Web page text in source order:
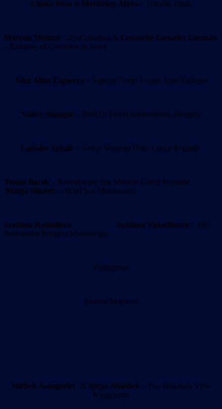
Choko Beza & Mordehay Mayo – Travelin Japan
Marcela Monroy – ProColombia & Leonardo Gonzalez Guzman
– Embassy of Colombia in Israel
John Allan Esguerra – Superjet Tours United Arab Emirates
Valery Simagin – 1000 Ut Travel International, Hungary
Ladislav Spisak – Savoy Westend Hotel Czech Repablic
Tomas Barak – Reitenberger Spa Medical Czech Republic
Matija Micovic – Hotel Soa Montenegro
Svetlana Radmilovic Svetlana Vukadinovic – HG
Budvanska Rivigera Montenegro
Philippines
Shalom Morocco
Mirbek Asangariev& Surga Abasbek – The Mountein View
Kyrgyzstan